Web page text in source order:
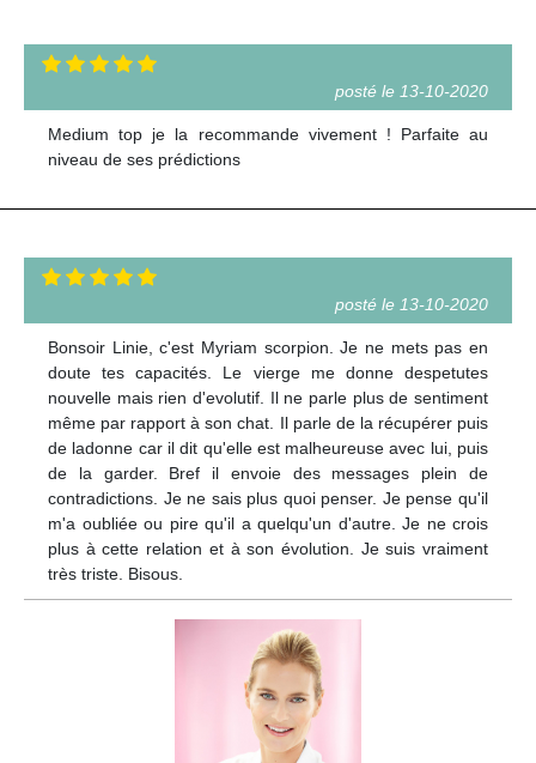
posté le 13-10-2020
Medium top je la recommande vivement ! Parfaite au
niveau de ses prédictions
posté le 13-10-2020
Bonsoir Linie, c'est Myriam scorpion. Je ne mets pas en
doute tes capacités. Le vierge me donne despetutes
nouvelle mais rien d'evolutif. Il ne parle plus de sentiment
même par rapport à son chat. Il parle de la récupérer puis
de ladonne car il dit qu'elle est malheureuse avec lui, puis
de la garder. Bref il envoie des messages plein de
contradictions. Je ne sais plus quoi penser. Je pense qu'il
m'a oubliée ou pire qu'il a quelqu'un d'autre. Je ne crois
plus à cette relation et à son évolution. Je suis vraiment
très triste. Bisous.